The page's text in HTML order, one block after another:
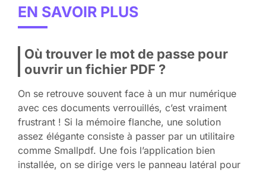
EN SAVOIR PLUS
Où trouver le mot de passe pour
ouvrir un fichier PDF ?
On se retrouve souvent face à un mur numérique
avec ces documents verrouillés, c’est vraiment
frustrant ! Si la mémoire flanche, une solution
assez élégante consiste à passer par un utilitaire
comme Smallpdf. Une fois l’application bien
installée, on se dirige vers le panneau latéral pour